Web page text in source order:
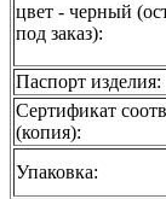
цвет - черный
под заказ):
Паспорт изделия:
Сертификат
(копия):
Упаковка: